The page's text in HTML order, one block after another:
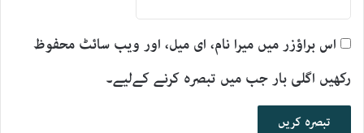
اس براؤزر میں میرا نام، ای میل، اور ویب سائٹ محفوظ
رکھیں اگلی بار جب میں تبصرہ کرنے کےلیے۔